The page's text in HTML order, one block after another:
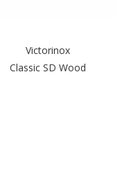
Victorinox
Classic SD Wood